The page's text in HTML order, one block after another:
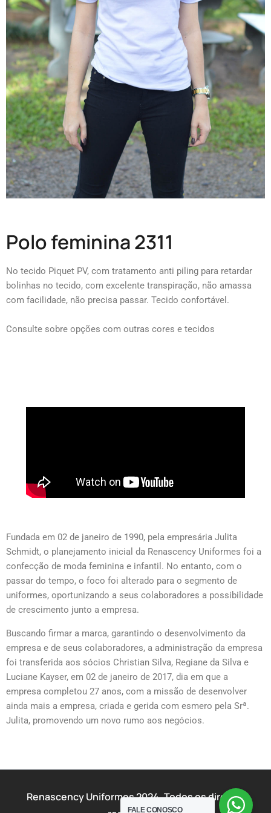
Polo feminina 2311
No tecido Piquet PV, com tratamento anti piling para retardar
bolinhas no tecido, com excelente transpiração, não amassa
com facilidade, não precisa passar. Tecido confortável.
Consulte sobre opções com outras cores e tecidos
Fundada em 02 de janeiro de 1990, pela empresária Julita
Schmidt, o planejamento inicial da Renascency Uniformes foi a
confecção de moda feminina e infantil. No entanto, com o
passar do tempo, o foco foi alterado para o segmento de
uniformes, oportunizando a seus colaboradores a possibilidade
de crescimento junto a empresa.
Buscando firmar a marca, garantindo o desenvolvimento da
empresa e de seus colaboradores, a administração da empresa
foi transferida aos sócios Christian Silva, Regiane da Silva e
Luciane Kayser, em 02 de janeiro de 2017, dia em que a
empresa completou 27 anos, com a missão de desenvolver
ainda mais a empresa, criada e gerida com esmero pela Srª.
Julita, promovendo um novo rumo aos negócios.
Renascency Uniformes 2024. Todos os direitos
FALE CONOSCO